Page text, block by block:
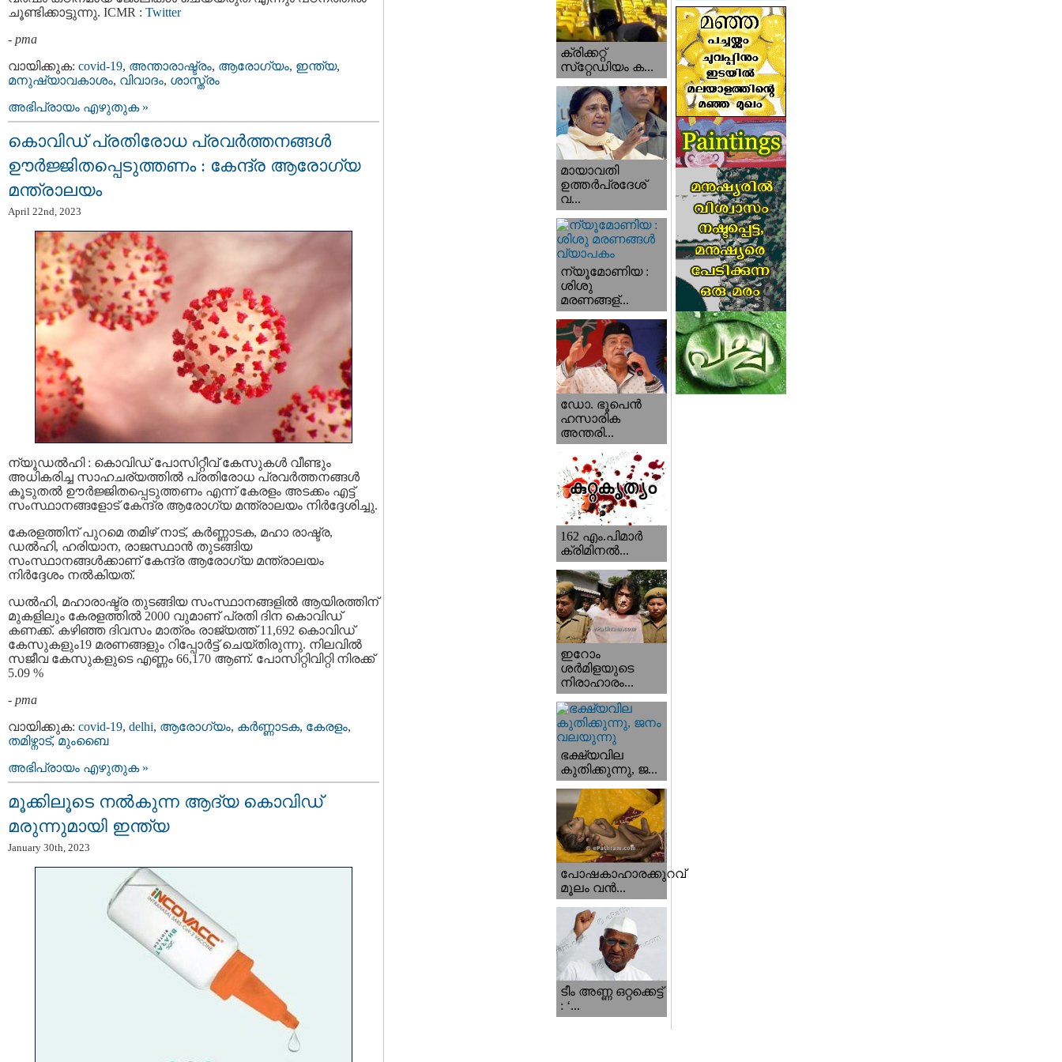
ചൂണ്ടിക്കാട്ടുന്നു. ICMR : Twitter
- pma
വായിക്കുക: covid-19, അന്താരാഷ്ട്രം, ആരോഗ്യം, ഇന്ത്യ,
മനുഷ്യാവകാശം, വിവാദം, ശാസ്ത്രം
അഭിപ്രായം എഴുതുക »
കൊവിഡ് പ്രതിരോധ പ്രവര്‍ത്തനങ്ങള്‍
ഊര്‍ജ്ജിതപ്പെടുത്തണം : കേന്ദ്ര ആരോഗ്യ
മന്ത്രാലയം
April 22nd, 2023
ന്യൂഡല്‍ഹി : കൊവിഡ് പോസിറ്റീവ് കേസുകള്‍ വീണ്ടും
അധികരിച്ച സാഹചര്യത്തില്‍ പ്രതിരോധ പ്രവര്‍ത്തനങ്ങള്‍
കൂടുതല്‍ ഊര്‍ജ്ജിതപ്പെടുത്തണം എന്ന് കേരളം അടക്കം എട്ട്
സംസ്ഥാനങ്ങളോട് കേന്ദ്ര ആരോഗ്യ മന്ത്രാലയം നിര്‍ദ്ദേശിച്ചു.
കേരളത്തിന് പുറമെ തമിഴ്‌ നാട്, കര്‍ണ്ണാടക, മഹാ രാഷ്ട്ര,
ഡല്‍ഹി, ഹരിയാന, രാജസ്ഥാന്‍ തുടങ്ങിയ
സംസ്ഥാനങ്ങള്‍ക്കാണ് കേന്ദ്ര ആരോഗ്യ മന്ത്രാലയം
നിര്‍ദ്ദേശം നല്‍കിയത്.
ഡല്‍ഹി, മഹാരാഷ്ട്ര തുടങ്ങിയ സംസ്ഥാനങ്ങളില്‍ ആയിരത്തിന്
മുകളിലും കേരളത്തില്‍ 2000 വുമാണ് പ്രതി ദിന കൊവിഡ്
കണക്ക്. കഴിഞ്ഞ ദിവസം മാത്രം രാജ്യത്ത് 11,692 കൊവിഡ്
കേസുകളും19 മരണങ്ങളും റിപ്പോര്‍ട്ട് ചെയ്തിരുന്നു. നിലവില്‍
സജീവ കേസുകളുടെ എണ്ണം 66,170 ആണ്. പോസിറ്റിവിറ്റി നിരക്ക്
5.09 %
- pma
വായിക്കുക: covid-19, delhi, ആരോഗ്യം, കര്‍ണ്ണാടക, കേരളം,
തമിഴ്നാട്, മുംബൈ
അഭിപ്രായം എഴുതുക »
മൂക്കിലൂടെ നല്‍കുന്ന ആദ്യ കൊവിഡ്
മരുന്നുമായി ഇന്ത്യ
January 30th, 2023
ക്രിക്കറ്റ്
സ്‌റ്റേഡിയം ക...
മായാവതി
ഉത്തര്‍പ്രദേശ്‌
വ...
ന്യൂമോണിയ :
ശിശു
മരണങ്ങള്...
ഡോ. ഭൂപെന്‍
ഹസാരിക
അന്തരി...
162 എം.പിമാര്‍
ക്രിമിനല്‍...
ഇറോം
ശര്‍മിളയുടെ
നിരാഹാരം...
ഭക്ഷ്യവില
കുതിക്കുന്നു, ജ...
പോഷകാഹാരക്കുറവ്
മൂലം വന്‍...
ടീം അണ്ണ ഒറ്റക്കെട്ട്
: ‘...